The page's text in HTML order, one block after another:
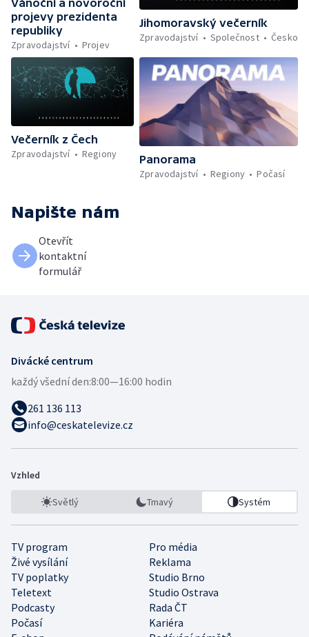
Vánoční a novoroční
projevy prezidenta
republiky
Zpravodajství
Projev
Jihomoravský večerník
Zpravodajství
Společnost Česko
Večerník z Čech
Zpravodajství
Regiony
Panorama
Zpravodajství
Regiony Počasí
Napište nám
Otevřít
kontaktní
formulář
Divácké centrum
každý všední den:8:00—16:00 hodin
261 136 113
info@ceskatelevize.cz
Vzhled
Světlý Tmavý Systém
TV program
Pro média
Živé vysílání
Reklama
TV poplatky
Studio Brno
Teletext
Studio Ostrava
Podcasty
Rada ČT
Počasí
Kariéra